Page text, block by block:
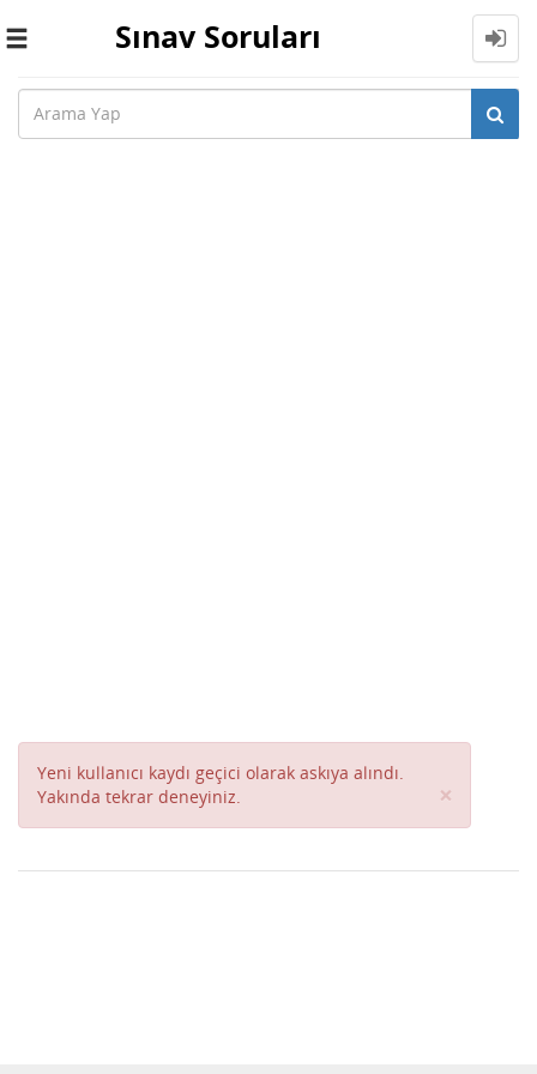
Toggle
Sınav Soruları
Yeni kullanıcı kaydı geçici olarak askıya alındı.
Yakında tekrar deneyiniz.
×